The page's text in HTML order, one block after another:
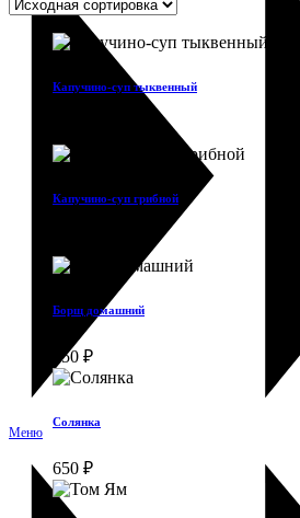
Меню
Капучино-суп тыквенный
Капучино-суп грибной
Борщ домашний
650 ₽
Солянка
650 ₽